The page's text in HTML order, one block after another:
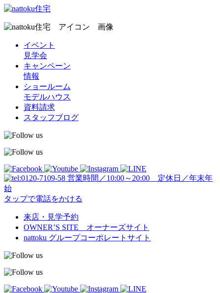
イベント
見学会
キャンペーン
情報
ショールーム
モデルハウス
資料請求
スタッフブログ
営業時間／10:00～20:00 定休日／年末年
始
タップで電話をかける
来店・見学予約
OWNER’S SITE オーナーズサイト
nattoku グループコーポレートサイト